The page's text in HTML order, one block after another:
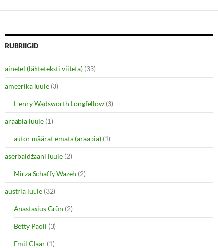
o d
RUBRIIGID
ainetel (lähteteksti viiteta) (33)
ameerika luule (3)
Henry Wadsworth Longfellow (3)
araabia luule (1)
autor määratlemata (araabia) (1)
aserbaidžaani luule (2)
Mirza Schaffy Wazeh (2)
austria luule (32)
Anastasius Grün (2)
Betty Paoli (3)
Emil Claar (1)